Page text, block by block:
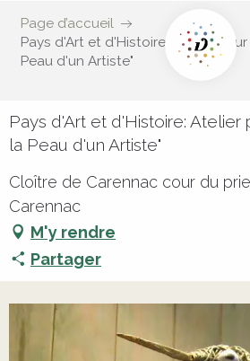
Page d’accueil
Pays d'Art et d'Histoire: Atelier
Peau d'un Artiste"
Pays d'Art et d'Histoire: Atelier
la Peau d'un Artiste"
Cloître de Carennac cour du
Carennac
M'y rendre
Partager